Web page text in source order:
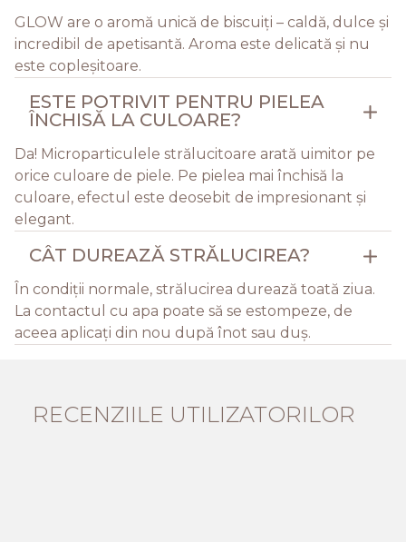
GLOW are o aromă unică de biscuiți – caldă, dulce și
incredibil de apetisantă. Aroma este delicată și nu
este copleșitoare.
ESTE POTRIVIT PENTRU PIELEA
ÎNCHISĂ LA CULOARE?
Da! Microparticulele strălucitoare arată uimitor pe
orice culoare de piele. Pe pielea mai închisă la
culoare, efectul este deosebit de impresionant și
elegant.
CÂT DUREAZĂ STRĂLUCIREA?
În condiții normale, strălucirea durează toată ziua.
La contactul cu apa poate să se estompeze, de
aceea aplicați din nou după înot sau duș.
RECENZIILE UTILIZATORILOR